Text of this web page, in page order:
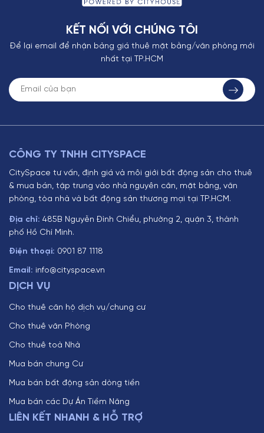
KẾT NỐI VỚI CHÚNG TÔI
Để lại email để nhận bảng giá thuê mặt bằng/văn phòng mới
nhất tại TP.HCM
CÔNG TY TNHH CITYSPACE
CitySpace tư vấn, định giá và môi giới bất động sản cho thuê
& mua bán, tập trung vào nhà nguyên căn, mặt bằng, văn
phòng, tòa nhà và bất động sản thương mại tại TP.HCM.
Địa chỉ: 485B Nguyễn Đình Chiểu, phường 2, quận 3, thành
phố Hồ Chí Minh.
Điện thoại: 0901 87 1118
Email: info@cityspace.vn
DỊCH VỤ
Cho thuê căn hộ dịch vụ/chung cư
Cho thuê văn Phòng
Cho thuê toà Nhà
Mua bán chung Cư
Mua bán bất động sản dòng tiền
Mua bán các Dự Án Tiềm Năng
LIÊN KẾT NHANH & HỖ TRỢ